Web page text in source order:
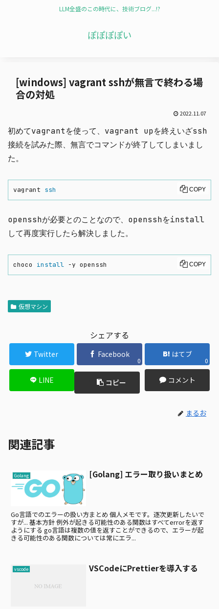
LLM全盛のこの時代に、技術ブログ...!?
ぽぽぽぽい
[windows] vagrant sshが無言で終わる場
合の対処
2022.11.07
初めてvagrantを使って、vagrant upを終えいざssh
接続を試みた際、無言でコマンドが終了してしまいまし
た。
vagrant ssh COPY
opensshが必要とのことなので、opensshをinstall
して再度実行したら解決しました。
choco install -y openssh COPY
仮想マシン
シェアする
Twitter Facebook
0
はてブ
0
LINE コピー コメント
まるお
関連記事
Golang [Golang] エラー取り扱いまとめ
Go言語でのエラーの扱い方まとめ 個人メモです。逐次更新したいで
すが... 基本方針 例外が起きる可能性のある関数はすべてerrorを返す
ようにする go言語は複数の値を返すことができるので、エラーが起
きる可能性のある関数については常にエラ...
vscode VSCodeにPrettierを導入する